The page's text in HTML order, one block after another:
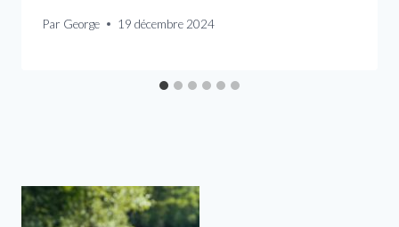
Par George 19 décembre 2024